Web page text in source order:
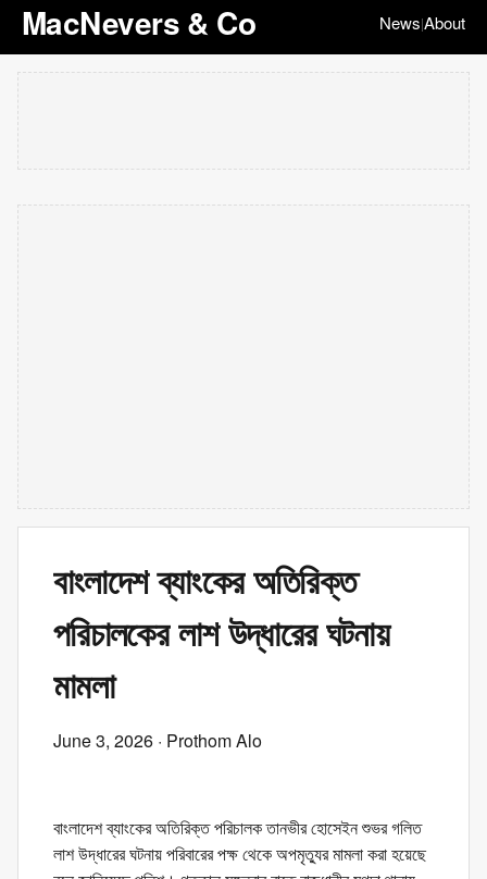
MacNevers & Co News|About
বাংলাদেশ ব্যাংকের অতিরিক্ত
পরিচালকের লাশ উদ্ধারের ঘটনায়
মামলা
June 3, 2026 · Prothom Alo
বাংলাদেশ ব্যাংকের অতিরিক্ত পরিচালক তানভীর হোসেইন শুভর গলিত
লাশ উদ্ধারের ঘটনায় পরিবারের পক্ষ থেকে অপমৃত্যুর মামলা করা হয়েছে